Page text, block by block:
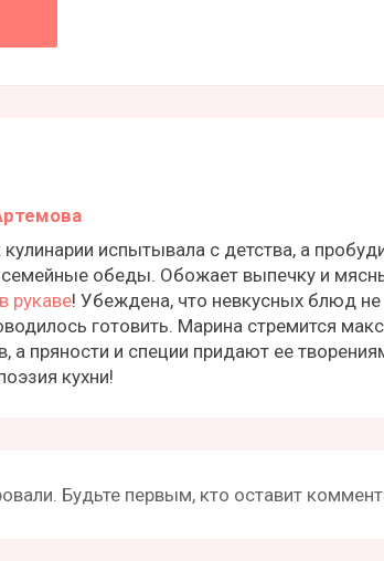
кулинарии испытывала с детства, а
обеды. Обожает выпечку и
рукаве! Убеждена, что невкусных блюд
готовить. Марина стремится
а пряности и специи придают ее
кухни!
Будьте первым, кто оставит